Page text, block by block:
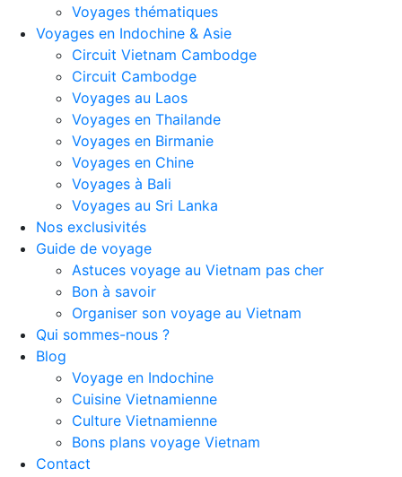
Voyages thématiques
Voyages en Indochine & Asie
Circuit Vietnam Cambodge
Circuit Cambodge
Voyages au Laos
Voyages en Thailande
Voyages en Birmanie
Voyages en Chine
Voyages à Bali
Voyages au Sri Lanka
Nos exclusivités
Guide de voyage
Astuces voyage au Vietnam pas cher
Bon à savoir
Organiser son voyage au Vietnam
Qui sommes-nous ?
Blog
Voyage en Indochine
Cuisine Vietnamienne
Culture Vietnamienne
Bons plans voyage Vietnam
Contact